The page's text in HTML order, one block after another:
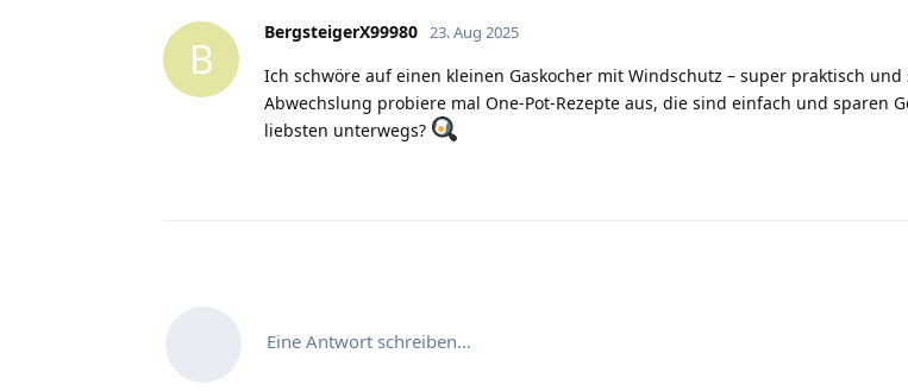
B
BergsteigerX99980 23. Aug 2025
Ich schwöre auf einen kleinen Gaskocher mit Windschutz – super praktisch
Abwechslung probiere mal One-Pot-Rezepte aus, die sind einfach und sparen
liebsten unterwegs?
Eine Antwort schreiben…